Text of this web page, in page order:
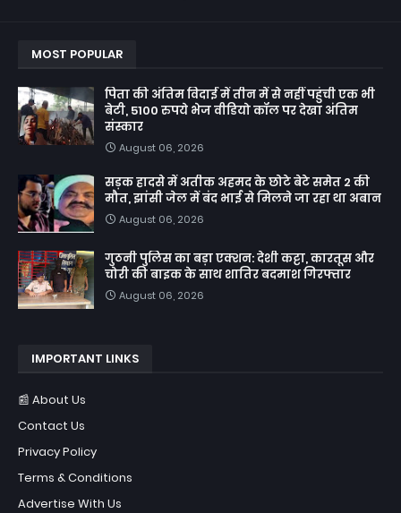
MOST POPULAR
पिता की अंतिम विदाई में तीन में से नहीं पहुंची एक भी
बेटी, 5100 रुपये भेज वीडियो कॉल पर देखा अंतिम
संस्कार
August 06, 2026
सड़क हादसे में अतीक अहमद के छोटे बेटे समेत 2 की
मौत, झांसी जेल में बंद भाई से मिलने जा रहा था अबान
August 06, 2026
गुठनी पुलिस का बड़ा एक्शन: देशी कट्टा, कारतूस और
चोरी की बाइक के साथ शातिर बदमाश गिरफ्तार
August 06, 2026
IMPORTANT LINKS
📰 About Us
Contact Us
Privacy Policy
Terms & Conditions
Advertise With Us